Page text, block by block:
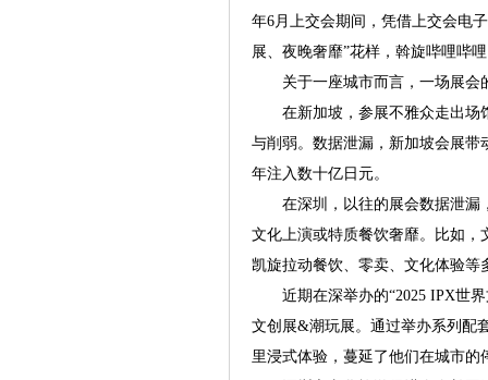
年6月上交会期间，凭借上交会电
展、夜晚奢靡”花样，斡旋哔哩哔
关于一座城市而言，一场展会
在新加坡，参展不雅众走出场馆
与削弱。数据泄漏，新加坡会展
年注入数十亿日元。
在深圳，以往的展会数据泄漏，
文化上演或特质餐饮奢靡。比如
凯旋拉动餐饮、零卖、文化体验等
近期在深举办的“2025 IPX世界
文创展&潮玩展。通过举办系列配
里浸式体验，蔓延了他们在城市